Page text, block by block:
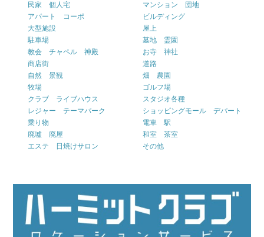
民家 個人宅
マンション 団地
アパート コーポ
ビルディング
大型施設
屋上
駐車場
墓地 霊園
教会 チャペル 神殿
お寺 神社
商店街
道路
自然 景観
畑 農園
牧場
ゴルフ場
クラブ ライブハウス
スタジオ各種
レジャー テーマパーク
ショッピングモール デパート
乗り物
電車 駅
廃墟 廃屋
和室 茶室
エステ 日焼けサロン
その他